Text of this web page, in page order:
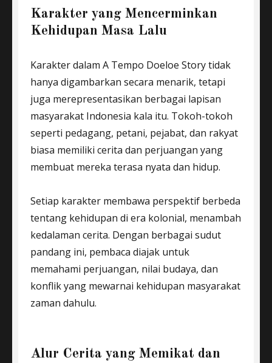
Karakter yang Mencerminkan
Kehidupan Masa Lalu
Karakter dalam A Tempo Doeloe Story tidak
hanya digambarkan secara menarik, tetapi
juga merepresentasikan berbagai lapisan
masyarakat Indonesia kala itu. Tokoh-tokoh
seperti pedagang, petani, pejabat, dan rakyat
biasa memiliki cerita dan perjuangan yang
membuat mereka terasa nyata dan hidup.
Setiap karakter membawa perspektif berbeda
tentang kehidupan di era kolonial, menambah
kedalaman cerita. Dengan berbagai sudut
pandang ini, pembaca diajak untuk
memahami perjuangan, nilai budaya, dan
konflik yang mewarnai kehidupan masyarakat
zaman dahulu.
Alur Cerita yang Memikat dan